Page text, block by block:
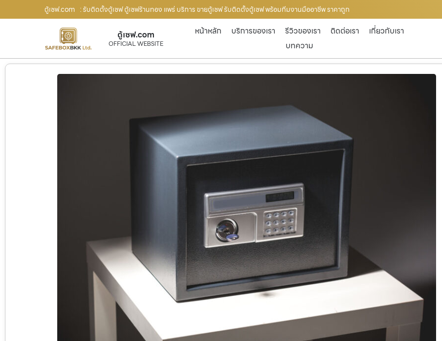
ตู้เซฟ.com : รับติดตั้งตู้เซฟ ตู้เซฟร้านทอง แพร่ บริการ ขายตู้เซฟ รับติดตั้งตู้เซฟ พร้อมทีมงานมืออาชีพ ราคาถูก
ตู้เซฟ.com
OFFICIAL WEBSITE
หน้าหลัก บริการของเรา รีวิวของเรา ติดต่อเรา
เกี่ยวกับเรา
บทความ